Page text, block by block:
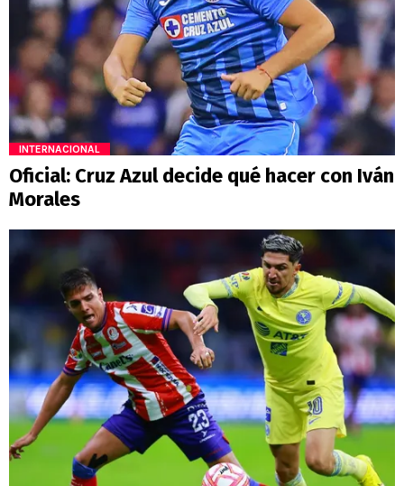
INTERNACIONAL
Oficial: Cruz Azul decide qué hacer con Iván
Morales